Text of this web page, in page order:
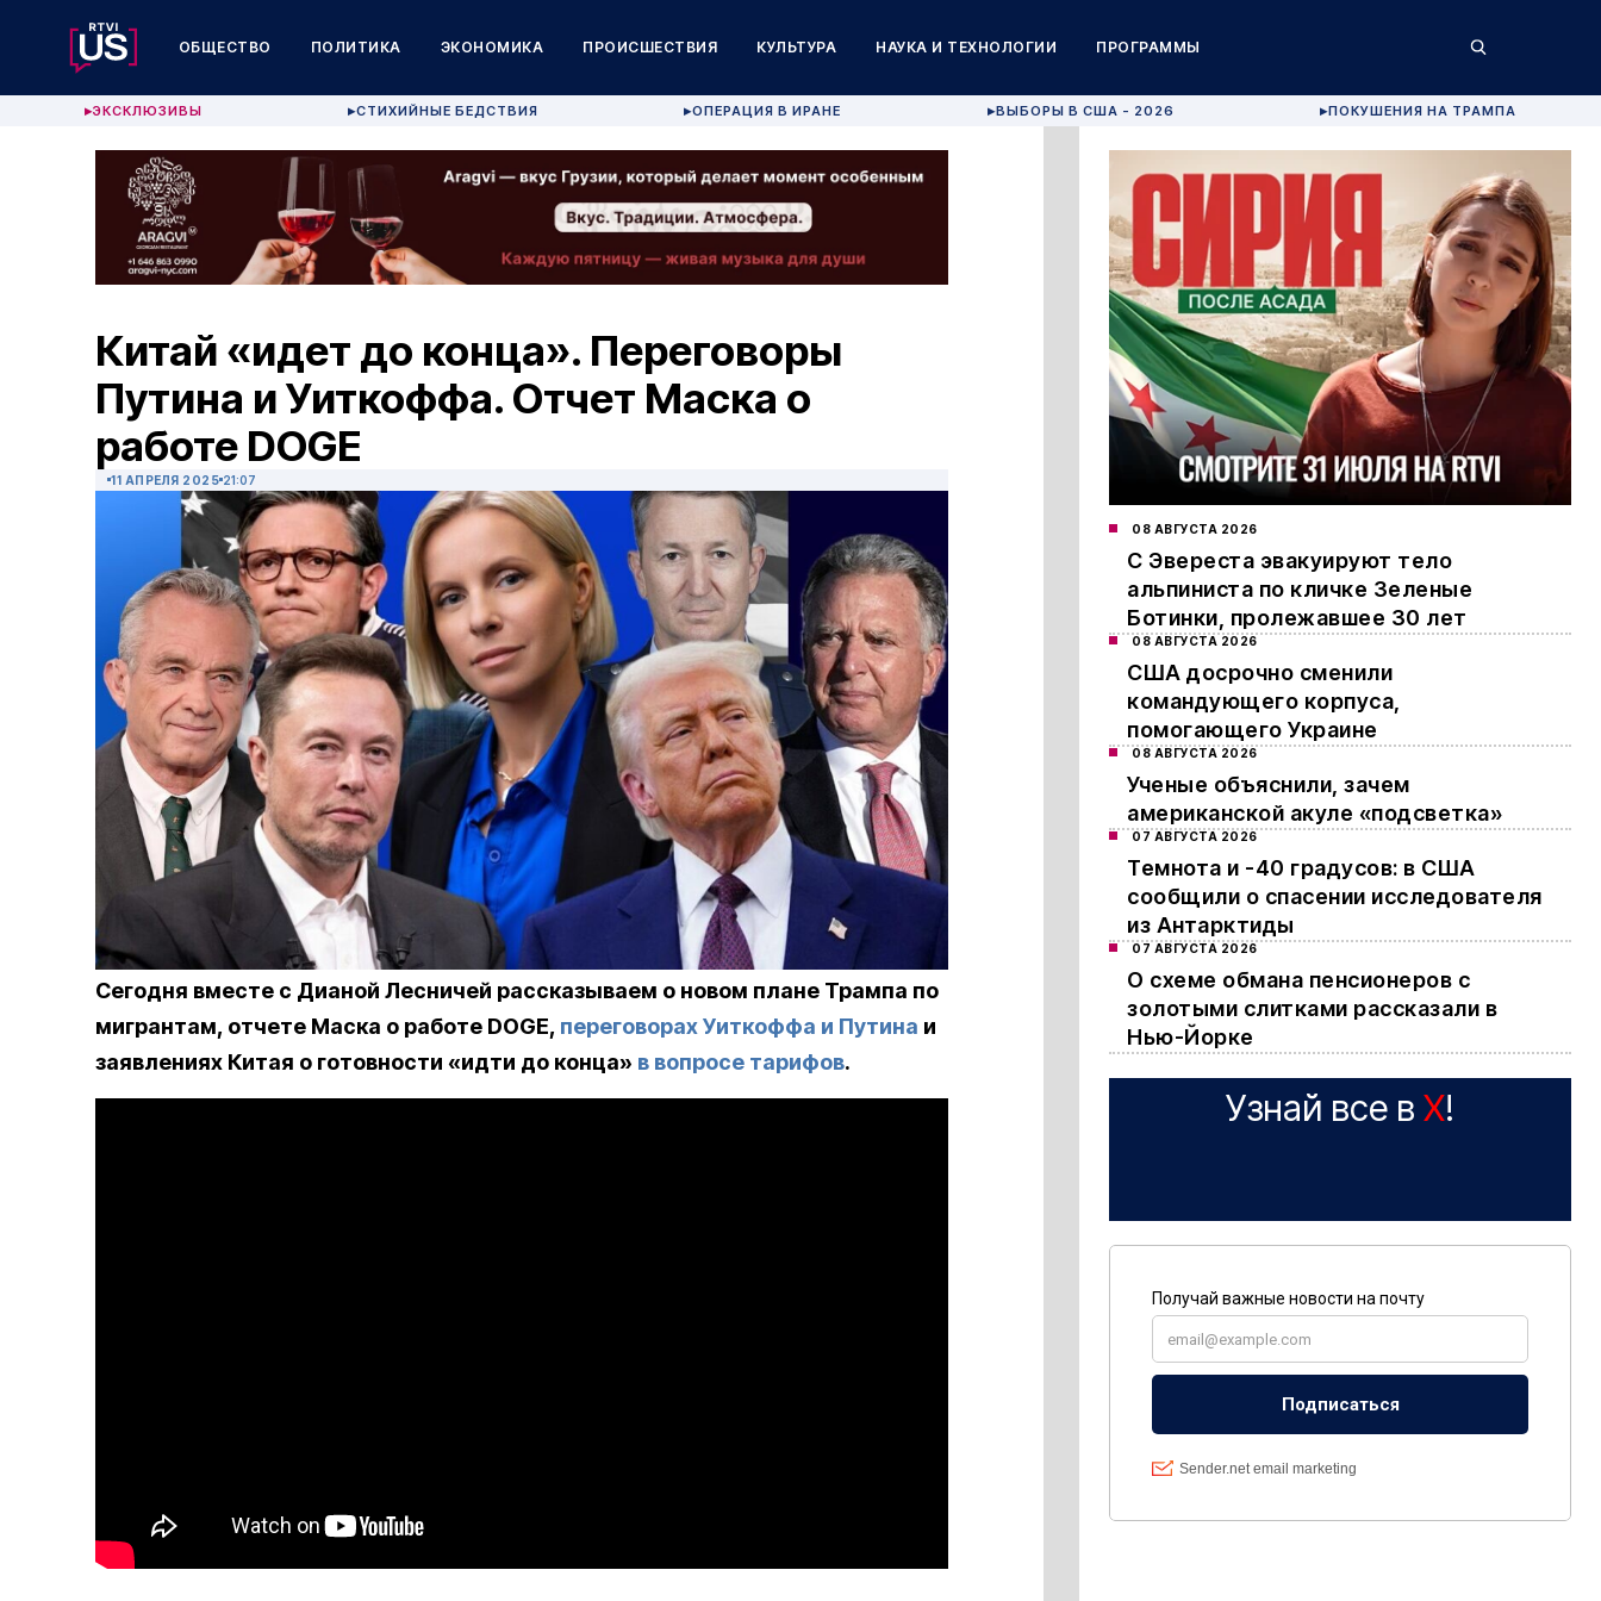
ОБЩЕСТВО ПОЛИТИКА ЭКОНОМИКА ПРОИСШЕСТВИЯ КУЛЬТУРА НАУКА И ТЕХНОЛОГИИ ПРОГРАММЫ
▶ЭКСКЛЮЗИВЫ ▶СТИХИЙНЫЕ БЕДСТВИЯ ▶ОПЕРАЦИЯ В ИРАНЕ ▶ВЫБОРЫ В США - 2026 ▶ПОКУШЕНИЯ НА ТРАМПА
Китай «идет до конца». Переговоры
Путина и Уиткоффа. Отчет Маска о
работе DOGE
11 АПРЕЛЯ 2025 21:07
Сегодня вместе с Дианой Лесничей рассказываем о новом плане Трампа по
мигрантам, отчете Маска о работе DOGE, переговорах Уиткоффа и Путина и
заявлениях Китая о готовности «идти до конца» в вопросе тарифов.
08 АВГУСТА 2026
С Эвереста эвакуируют тело
альпиниста по кличке Зеленые
Ботинки, пролежавшее 30 лет
08 АВГУСТА 2026
США досрочно сменили
командующего корпуса,
помогающего Украине
08 АВГУСТА 2026
Ученые объяснили, зачем
американской акуле «подсветка»
07 АВГУСТА 2026
Темнота и -40 градусов: в США
сообщили о спасении исследователя
из Антарктиды
07 АВГУСТА 2026
О схеме обмана пенсионеров с
золотыми слитками рассказали в
Нью-Йорке
Узнай все в X!